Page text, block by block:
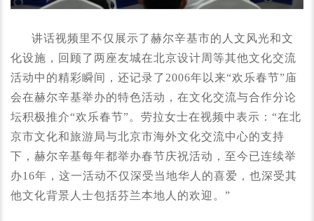
讲话视频里不仅展示了赫尔辛基市的人文风光和文
化设施，回顾了两座友城在北京设计周等其他文化交流
活动中的精彩瞬间，还记录了2006年以来“欢乐春节”庙
会在赫尔辛基举办的特色活动，在文化交流与合作分论
坛积极推介“欢乐春节”。劳拉女士在视频中表示：“在北
京市文化和旅游局与北京市海外文化交流中心的支持
下，赫尔辛基每年都举办春节庆祝活动，至今已连续举
办16年，这一活动不仅深受当地华人的喜爱，也深受其
他文化背景人士包括芬兰本地人的欢迎。”